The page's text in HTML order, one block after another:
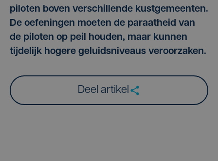
piloten boven verschillende kustgemeenten.
De oefeningen moeten de paraatheid van
de piloten op peil houden, maar kunnen
tijdelijk hogere geluidsniveaus veroorzaken.
Deel artikel